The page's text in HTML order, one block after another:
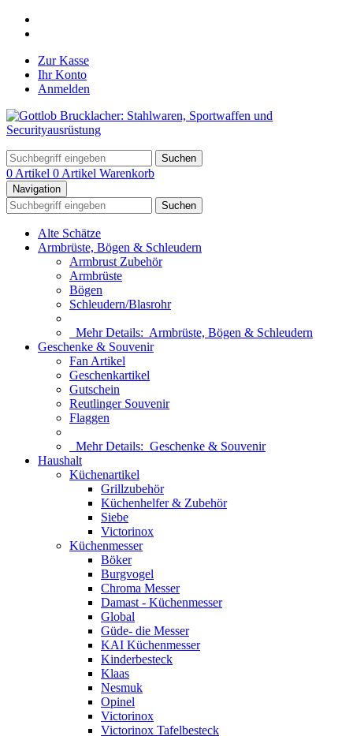
Zur Kasse
Ihr Konto
Anmelden
Suchen
0 Artikel 0 Artikel Warenkorb
Navigation
Suchen
Alte Schätze
Armbrüste, Bögen & Schleudern
Armbrust Zubehör
Armbrüste
Bögen
Schleudern/Blasrohr
Mehr Details: Armbrüste, Bögen & Schleudern
Geschenke & Souvenir
Fan Artikel
Geschenkartikel
Gutschein
Reutlinger Souvenir
Flaggen
Mehr Details: Geschenke & Souvenir
Haushalt
Küchenartikel
Grillzubehör
Küchenhelfer & Zubehör
Siebe
Victorinox
Küchenmesser
Böker
Burgvogel
Chroma Messer
Damast - Küchenmesser
Global
Güde- die Messer
KAI Küchenmesser
Kinderbesteck
Klaas
Nesmuk
Opinel
Victorinox
Victorinox Tafelbesteck